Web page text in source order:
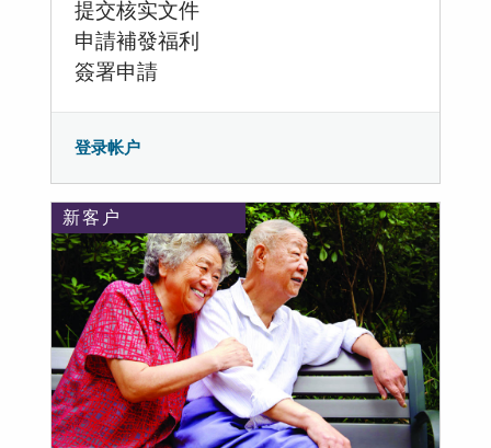
提交核实文件
申請補發福利
簽署申請
登录帐户
新客户